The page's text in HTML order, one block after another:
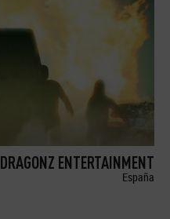
DRAGONZ ENTERTAINMENT
España